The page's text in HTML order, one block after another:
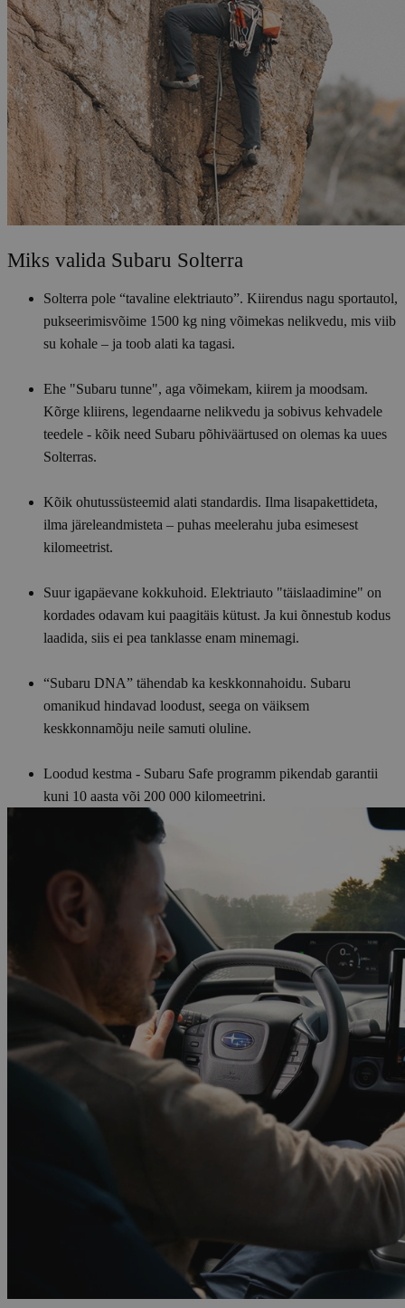
Miks valida Subaru Solterra
Solterra pole “tavaline elektriauto”. Kiirendus nagu sportautol,
pukseerimisvõime 1500 kg ning võimekas nelikvedu, mis viib
su kohale – ja toob alati ka tagasi.
Ehe "Subaru tunne", aga võimekam, kiirem ja moodsam.
Kõrge kliirens, legendaarne nelikvedu ja sobivus kehvadele
teedele - kõik need Subaru põhiväärtused on olemas ka uues
Solterras.
Kõik ohutussüsteemid alati standardis. Ilma lisapakettideta,
ilma järeleandmisteta – puhas meelerahu juba esimesest
kilomeetrist.
Suur igapäevane kokkuhoid. Elektriauto "täislaadimine" on
kordades odavam kui paagitäis kütust. Ja kui õnnestub kodus
laadida, siis ei pea tanklasse enam minemagi.
“Subaru DNA” tähendab ka keskkonnahoidu. Subaru
omanikud hindavad loodust, seega on väiksem
keskkonnamõju neile samuti oluline.
Loodud kestma - Subaru Safe programm pikendab garantii
kuni 10 aasta või 200 000 kilomeetrini.